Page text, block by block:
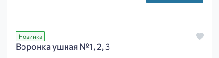
Новинка
Воронка ушная №1, 2, 3